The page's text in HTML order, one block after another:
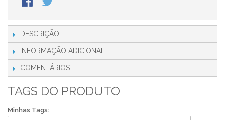
DESCRIÇÃO
INFORMAÇÃO ADICIONAL
COMENTÁRIOS
TAGS DO PRODUTO
Minhas Tags: